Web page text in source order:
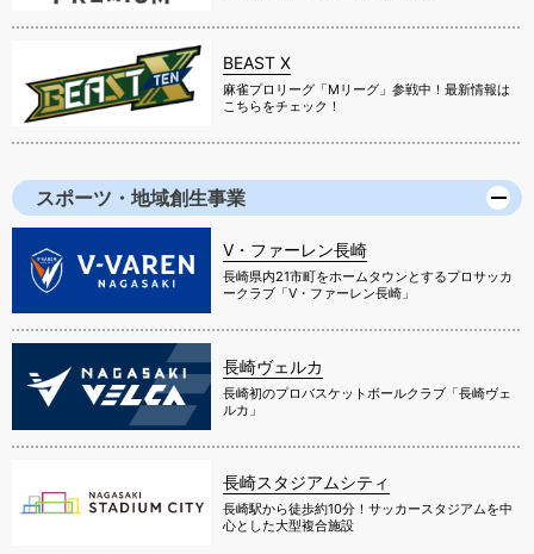
BEAST X
麻雀プロリーグ「Mリーグ」参戦中！最新情報は
こちらをチェック！
スポーツ・地域創生事業
V・ファーレン長崎
長崎県内21市町をホームタウンとするプロサッカ
ークラブ「V・ファーレン長崎」
長崎ヴェルカ
長崎初のプロバスケットボールクラブ「長崎ヴェ
ルカ」
長崎スタジアムシティ
長崎駅から徒歩約10分！サッカースタジアムを中
心とした大型複合施設